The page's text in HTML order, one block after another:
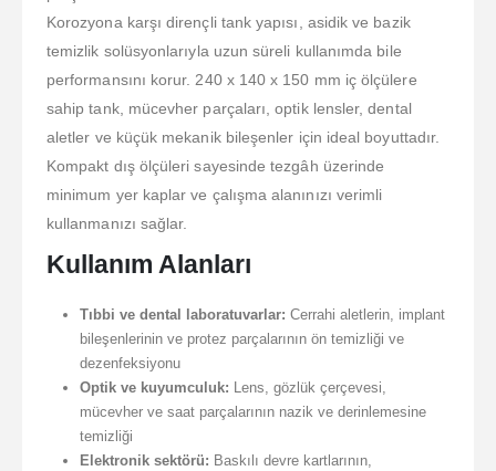
Korozyona karşı dirençli tank yapısı, asidik ve bazik
temizlik solüsyonlarıyla uzun süreli kullanımda bile
performansını korur. 240 x 140 x 150 mm iç ölçülere
sahip tank, mücevher parçaları, optik lensler, dental
aletler ve küçük mekanik bileşenler için ideal boyuttadır.
Kompakt dış ölçüleri sayesinde tezgâh üzerinde
minimum yer kaplar ve çalışma alanınızı verimli
kullanmanızı sağlar.
Kullanım Alanları
Tıbbi ve dental laboratuvarlar: Cerrahi aletlerin, implant
bileşenlerinin ve protez parçalarının ön temizliği ve
dezenfeksiyonu
Optik ve kuyumculuk: Lens, gözlük çerçevesi,
mücevher ve saat parçalarının nazik ve derinlemesine
temizliği
Elektronik sektörü: Baskılı devre kartlarının,